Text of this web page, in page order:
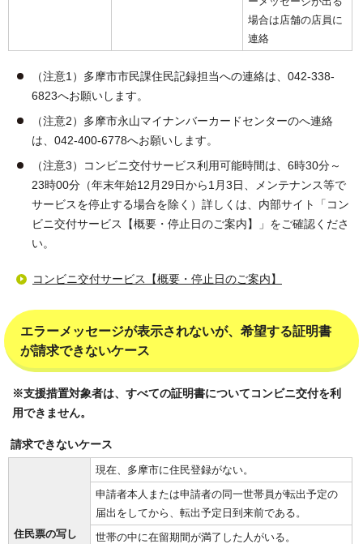
場合は店舗の店員に
連絡
（注意1）多摩市市民課住民記録担当への連絡は、042-338-
6823へお願いします。
（注意2）多摩市永山マイナンバーカードセンターのへ連絡
は、042-400-6778へお願いします。
（注意3）コンビニ交付サービス利用可能時間は、6時30分～
23時00分（年末年始12月29日から1月3日、メンテナンス等で
サービスを停止する場合を除く）詳しくは、内部サイト「コン
ビニ交付サービス【概要・停止日のご案内】」をご確認くださ
い。
コンビニ交付サービス【概要・停止日のご案内】
エラーメッセージが表示されないが、希望する証明書
が請求できないケース
※支援措置対象者は、すべての証明書についてコンビニ交付を利
用できません。
請求できないケース
住民票の写し
現在、多摩市に住民登録がない。
申請者本人または申請者の同一世帯員が転出予定の
届出をしてから、転出予定日到来前である。
世帯の中に在留期間が満了した人がいる。